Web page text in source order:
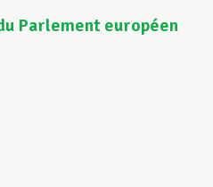
Parlement européen